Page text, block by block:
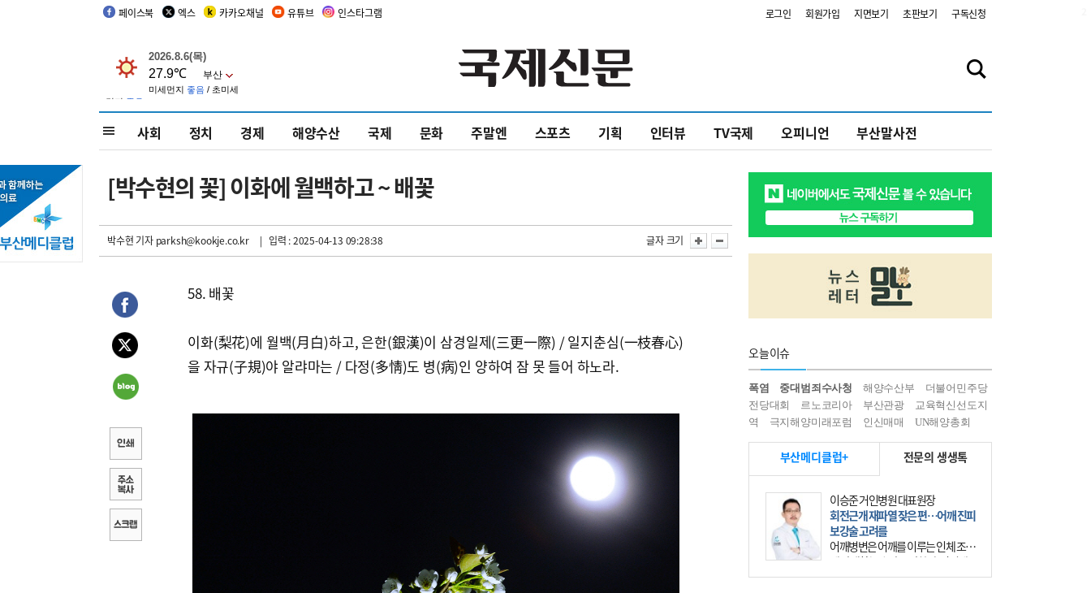
페이스북 엑스 카카오채널 유튜브 인스타그램 로그인 회원가입 지면보기 초판보기 구독신청
사회 정치 경제 해양수산 국제 문화 주말엔 스포츠 기획 인터뷰 TV국제 오피니언 부산말사전
[박수현의 꽃] 이화에 월백하고 ~ 배꽃
박수현 기자parksh@kookje.co.kr | 입력 : 2025-04-13 09:28:38 글자 크기
58. 배꽃
이화(梨花)에 월백(月白)하고, 은한(銀漢)이 삼경일제(三更一際) / 일지춘심(一枝春心)
을 자규(子規)야 알랴마는 / 다정(多情)도 병(病)인 양하여 잠 못 들어 하노라.
오늘이슈
폭염 중대범죄수사청 해양수산부
더불어민주당
전당대회
르노코리아 부산관광
교육혁신선도지
역
극지해양미래포럼 인신매매 UN해양총회
부산메디클럽+ 전문의 생생톡
이승준 거인병원 대표원장
회전근개 재파열 잦은 편…어깨 진피
보강술 고려를
어깨병변은 어깨를 이루는 인체 조직
에 발생하는 손상을 말한다. 여기에
는 오십견과 회전근개 증후군, 어깨